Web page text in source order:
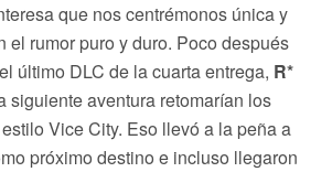
que nos centrémonos única y
el rumor puro y duro. Poco después
último DLC de la cuarta entrega, R*
siguiente aventura retomarían los
Vice City. Eso llevó a la peña a
próximo destino e incluso llegaron